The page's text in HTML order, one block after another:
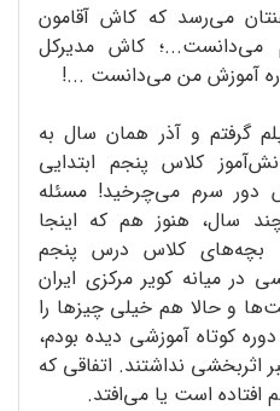
می‌رسد که کاش آقامون
کاش مدیرکل
آموزش من می‌دانست ...!
گرفتم و آذر همان سال به
رفتم؛ مقابل 36 دانش‌آموز کلاس پنجم ابتدایی
دور سرم می‌چرخید! مسئله
سال، هنوز هم که اینجا
بچه‌های کلاس درس پنجم
میانه کویر مرکزی ایران
و حالا هم خیلی چیزها را
کوتاه آموزشی دیده بودم،
نداشتند. اتفاقی که
افتاده است یا می‌افتد.